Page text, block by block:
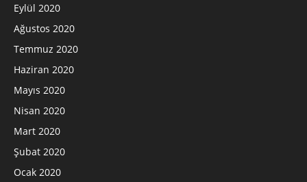
Eylül 2020
Ağustos 2020
Temmuz 2020
Haziran 2020
Mayıs 2020
Nisan 2020
Mart 2020
Şubat 2020
Ocak 2020